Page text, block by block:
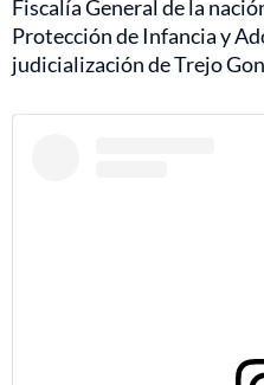
Fiscalía General de la
Protección de Infancia y
judicialización de Trejo